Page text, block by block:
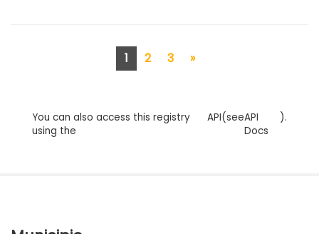
1 2 3 »
You can also access this registry
using the
API(seeAPI
Docs
).